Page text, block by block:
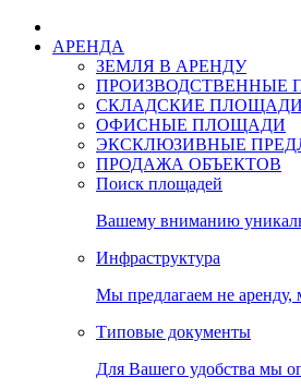
АРЕНДА
ЗЕМЛЯ В АРЕНДУ
ПРОИЗВОДСТВЕННЫЕ
СКЛАДСКИЕ ПЛОЩАДИ
ОФИСНЫЕ ПЛОЩАДИ
ЭКСКЛЮЗИВНЫЕ
ПРОДАЖА ОБЪЕКТОВ
Поиск площадей
Вашему вниманию
Инфраструктура
Мы предлагаем не аренду,
Типовые документы
Для Вашего удобства мы